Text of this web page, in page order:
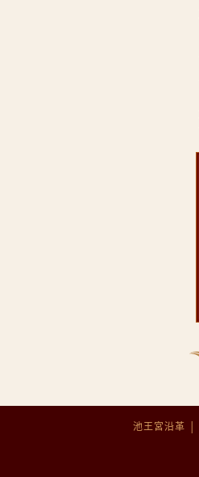
池王宮沿革